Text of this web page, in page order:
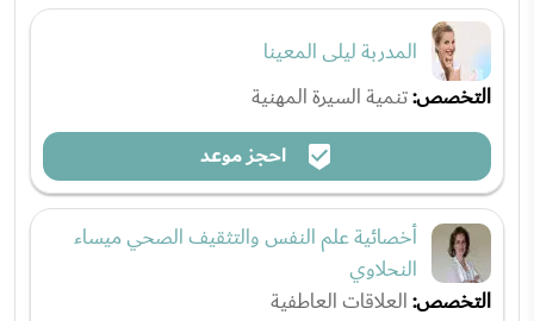
المدربة ليلى المعينا
التخصص:تنمية السيرة المهنية
احجز موعد
أخصائية علم النفس والتثقيف الصحي ميساء
النحلاوي
التخصص:العلاقات العاطفية